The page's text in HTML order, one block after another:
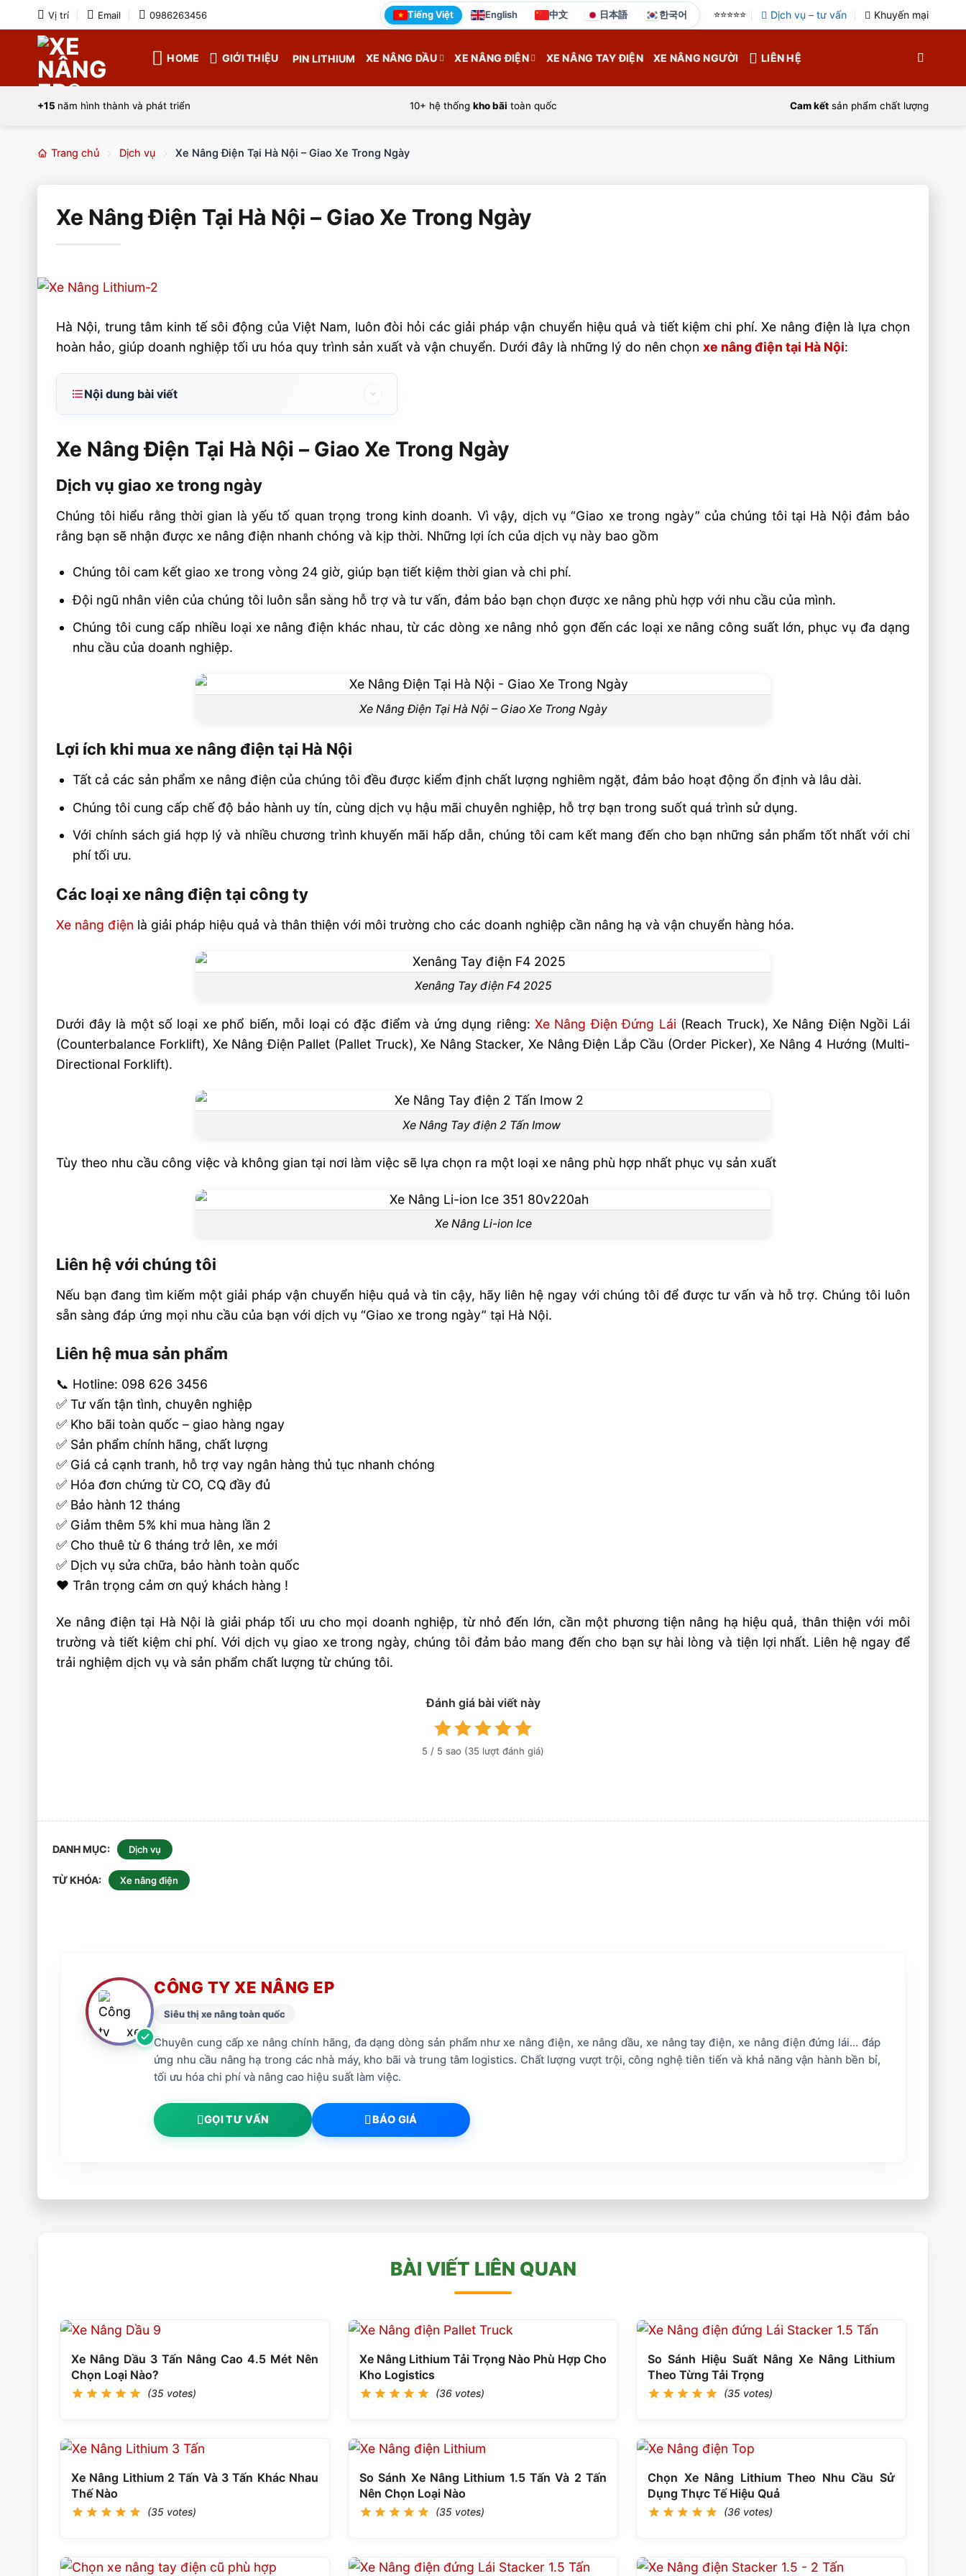
qua
Vị trí Email 0986263456 Tiếng Việt English 中文 日本語 한국어 ⭐️⭐️⭐️⭐️⭐️ Dịch vụ – tư vấn Khuyến mại
HOME GIỚI THIỆU PIN LITHIUM XE NÂNG DẦU XE NÂNG ĐIỆN XE NÂNG TAY ĐIỆN XE NÂNG NGƯỜI LIÊN HỆ
+15 năm hình thành và phát triển 10+ hệ thống kho bãi toàn quốc Cam kết sản phẩm chất lượng
Trang chủ Dịch vụ Xe Nâng Điện Tại Hà Nội – Giao Xe Trong Ngày
Xe Nâng Điện Tại Hà Nội – Giao Xe Trong Ngày
Hà Nội, trung tâm kinh tế sôi động của Việt Nam, luôn đòi hỏi các giải pháp vận chuyển hiệu quả và tiết kiệm chi phí. Xe nâng điện là lựa chọn
hoàn hảo, giúp doanh nghiệp tối ưu hóa quy trình sản xuất và vận chuyển. Dưới đây là những lý do nên chọnxe nâng điện tại Hà Nội:
Nội dung bài viết
Dịch vụ giao xe trong ngày
Lợi ích khi mua xe nâng điện tại Hà Nội
Liên hệ với chúng tôi
Xe Nâng Điện Tại Hà Nội – Giao Xe Trong Ngày
Dịch vụ giao xe trong ngày
Chúng tôi hiểu rằng thời gian là yếu tố quan trọng trong kinh doanh. Vì vậy, dịch vụ “Giao xe trong ngày” của chúng tôi tại Hà Nội đảm bảo
rằng bạn sẽ nhận được xe nâng điện nhanh chóng và kịp thời. Những lợi ích của dịch vụ này bao gồm
Chúng tôi cam kết giao xe trong vòng 24 giờ, giúp bạn tiết kiệm thời gian và chi phí.
Đội ngũ nhân viên của chúng tôi luôn sẵn sàng hỗ trợ và tư vấn, đảm bảo bạn chọn được xe nâng phù hợp với nhu cầu của mình.
Chúng tôi cung cấp nhiều loại xe nâng điện khác nhau, từ các dòng xe nâng nhỏ gọn đến các loại xe nâng công suất lớn, phục vụ đa dạng
nhu cầu của doanh nghiệp.
Xe Nâng Điện Tại Hà Nội – Giao Xe Trong Ngày
Lợi ích khi mua xe nâng điện tại Hà Nội
Tất cả các sản phẩm xe nâng điện của chúng tôi đều được kiểm định chất lượng nghiêm ngặt, đảm bảo hoạt động ổn định và lâu dài.
Chúng tôi cung cấp chế độ bảo hành uy tín, cùng dịch vụ hậu mãi chuyên nghiệp, hỗ trợ bạn trong suốt quá trình sử dụng.
Với chính sách giá hợp lý và nhiều chương trình khuyến mãi hấp dẫn, chúng tôi cam kết mang đến cho bạn những sản phẩm tốt nhất với chi
phí tối ưu.
Các loại xe nâng điện tại công ty
Xe nâng điện là giải pháp hiệu quả và thân thiện với môi trường cho các doanh nghiệp cần nâng hạ và vận chuyển hàng hóa.
Xenâng Tay điện F4 2025
Dưới đây là một số loại xe phổ biến, mỗi loại có đặc điểm và ứng dụng riêng: Xe Nâng Điện Đứng Lái (Reach Truck), Xe Nâng Điện Ngồi Lái
(Counterbalance Forklift), Xe Nâng Điện Pallet (Pallet Truck), Xe Nâng Stacker, Xe Nâng Điện Lắp Cầu (Order Picker), Xe Nâng 4 Hướng (Multi-
Directional Forklift).
Xe Nâng Tay điện 2 Tấn Imow
Tùy theo nhu cầu công việc và không gian tại nơi làm việc sẽ lựa chọn ra một loại xe nâng phù hợp nhất phục vụ sản xuất
Xe Nâng Li-ion Ice
Liên hệ với chúng tôi
Nếu bạn đang tìm kiếm một giải pháp vận chuyển hiệu quả và tin cậy, hãy liên hệ ngay với chúng tôi để được tư vấn và hỗ trợ. Chúng tôi luôn
sẵn sàng đáp ứng mọi nhu cầu của bạn với dịch vụ “Giao xe trong ngày” tại Hà Nội.
Liên hệ mua sản phẩm
📞 Hotline: 098 626 3456
✅ Tư vấn tận tình, chuyên nghiệp
✅ Kho bãi toàn quốc – giao hàng ngay
✅ Sản phẩm chính hãng, chất lượng
✅ Giá cả cạnh tranh, hỗ trợ vay ngân hàng thủ tục nhanh chóng
✅ Hóa đơn chứng từ CO, CQ đầy đủ
✅ Bảo hành 12 tháng
✅ Giảm thêm 5% khi mua hàng lần 2
✅ Cho thuê từ 6 tháng trở lên, xe mới
✅ Dịch vụ sửa chữa, bảo hành toàn quốc
❤️ Trân trọng cảm ơn quý khách hàng !
Xe nâng điện tại Hà Nội là giải pháp tối ưu cho mọi doanh nghiệp, từ nhỏ đến lớn, cần một phương tiện nâng hạ hiệu quả, thân thiện với môi
trường và tiết kiệm chi phí. Với dịch vụ giao xe trong ngày, chúng tôi đảm bảo mang đến cho bạn sự hài lòng và tiện lợi nhất. Liên hệ ngay để
trải nghiệm dịch vụ và sản phẩm chất lượng từ chúng tôi.
Đánh giá bài viết này
5 / 5 sao (35 lượt đánh giá)
DANH MỤC Dịch vụ
TỪ KHÓA Xe nâng điện
CÔNG TY XE NÂNG EP
Siêu thị xe nâng toàn quốc
Chuyên cung cấp xe nâng chính hãng, đa dạng dòng sản phẩm như xe nâng điện, xe nâng dầu, xe nâng tay điện, xe nâng điện đứng lái... đáp
ứng nhu cầu nâng hạ trong các nhà máy, kho bãi và trung tâm logistics. Chất lượng vượt trội, công nghệ tiên tiến và khả năng vận hành bền bỉ,
tối ưu hóa chi phí và nâng cao hiệu suất làm việc.
GỌI TƯ VẤN BÁO GIÁ
BÀI VIẾT LIÊN QUAN
Xe Nâng Dầu 3 Tấn Nâng Cao 4.5 Mét Nên
Chọn Loại Nào?
(35 votes)
Xe Nâng Lithium Tải Trọng Nào Phù Hợp Cho
Kho Logistics
(36 votes)
So Sánh Hiệu Suất Nâng Xe Nâng Lithium
Theo Từng Tải Trọng
(35 votes)
Xe Nâng Lithium 2 Tấn Và 3 Tấn Khác Nhau
Thế Nào
(35 votes)
So Sánh Xe Nâng Lithium 1.5 Tấn Và 2 Tấn
Nên Chọn Loại Nào
(35 votes)
Chọn Xe Nâng Lithium Theo Nhu Cầu Sử
Dụng Thực Tế Hiệu Quả
(36 votes)